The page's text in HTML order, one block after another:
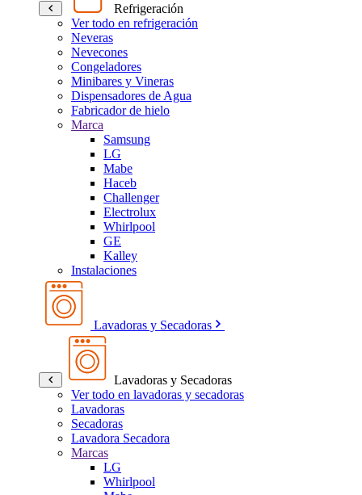
Refrigeración
Ver todo en refrigeración
Neveras
Nevecones
Congeladores
Minibares y Vineras
Dispensadores de Agua
Fabricador de hielo
Marca
Samsung
LG
Mabe
Haceb
Challenger
Electrolux
Whirlpool
GE
Kalley
Instalaciones
Lavadoras y Secadoras
Lavadoras y Secadoras
Ver todo en lavadoras y secadoras
Lavadoras
Secadoras
Lavadora Secadora
Marcas
LG
Whirlpool